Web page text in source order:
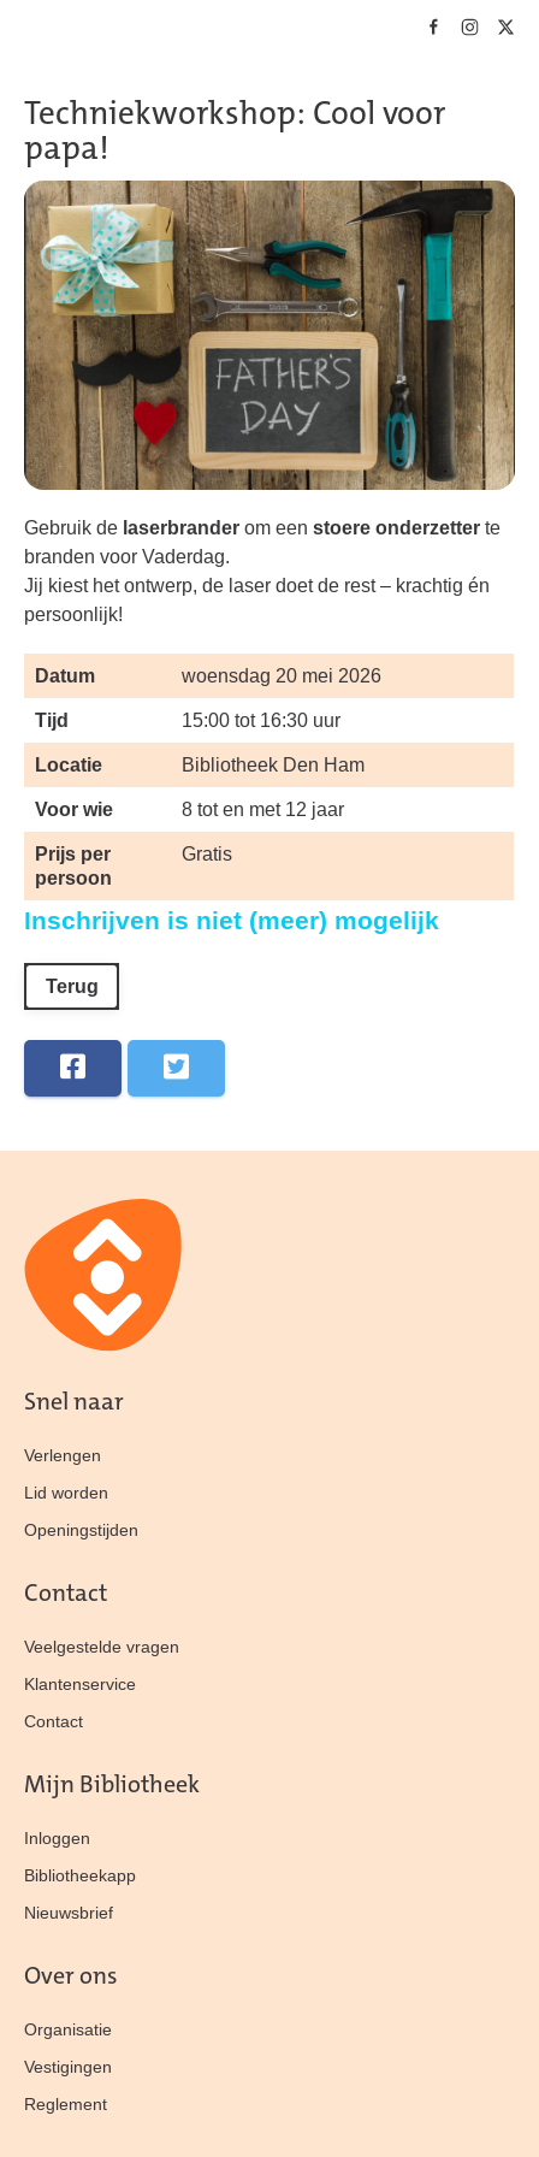
Techniekworkshop: Cool voor
papa!
Gebruik de laserbrander om een stoere onderzetter te
branden voor Vaderdag.
Jij kiest het ontwerp, de laser doet de rest – krachtig én
persoonlijk!
Datum woensdag 20 mei 2026
Tijd 15:00 tot 16:30 uur
Locatie Bibliotheek Den Ham
Voor wie 8 tot en met 12 jaar
Prijs per
persoon
Gratis
Inschrijven is niet (meer) mogelijk
Terug
Snel naar
Verlengen
Lid worden
Openingstijden
Contact
Veelgestelde vragen
Klantenservice
Contact
Mijn Bibliotheek
Inloggen
Bibliotheekapp
Nieuwsbrief
Over ons
Organisatie
Vestigingen
Reglement